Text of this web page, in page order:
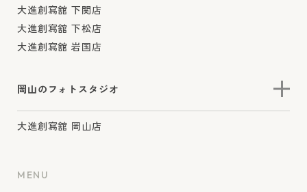
大進創寫舘 下関店
大進創寫舘 下松店
大進創寫舘 岩国店
岡山のフォトスタジオ
大進創寫舘 岡山店
MENU